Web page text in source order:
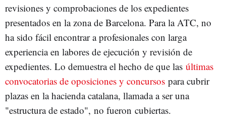
revisiones y comprobaciones de los expedientes
presentados en la zona de Barcelona. Para la ATC, no
ha sido fácil encontrar a profesionales con larga
experiencia en labores de ejecución y revisión de
expedientes. Lo demuestra el hecho de que las últimas
convocatorias de oposiciones y concursos para cubrir
plazas en la hacienda catalana, llamada a ser una
"estructura de estado", no fueron cubiertas.